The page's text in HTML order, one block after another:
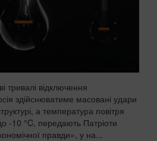
тривалі відключення
здійснюватиме масовані удари
а температура повітря
-10 °C, передають Патріоти
правди», у на...